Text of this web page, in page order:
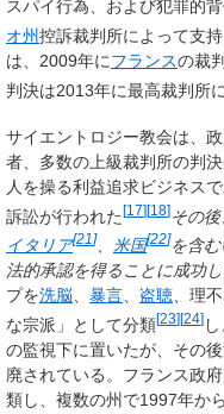
スパイ行為、および犯罪的
オ州控訴裁判所によって支
は、2009年にフランスの裁
判決は2013年に最高裁判所
サイエントロジー教会は、
者、多数の上級裁判所の判
人を操る利益追求ビジネス
訴訟が行われた[17][18]その後
イタリア[21]、 米国[22]を含
法的承認を得ることに成功し
プを洗脳、 暴言、 盗聴、理
な宗派 」として分類[23][24]
の監視下に置いたが、その
廃されている。フランス政
類し、複数の州で1997年か